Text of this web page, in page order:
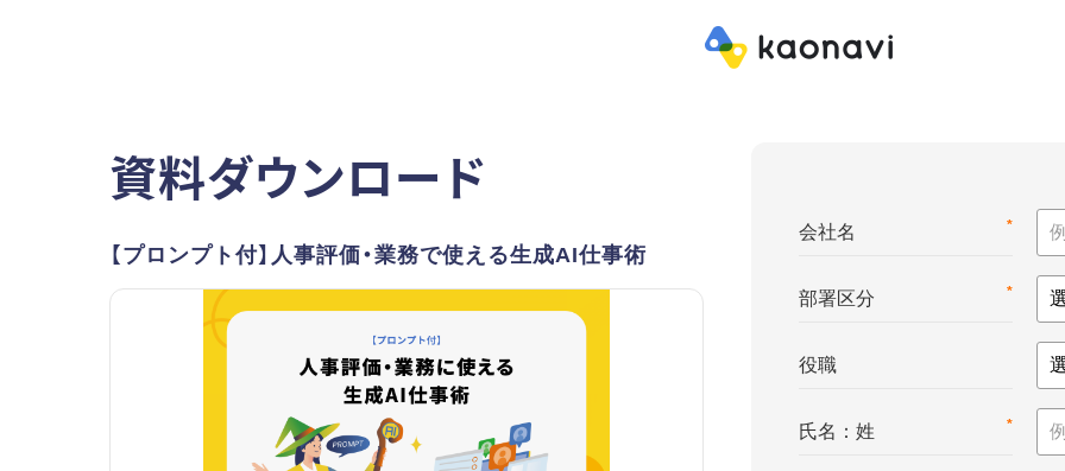
資料ダウンロード
【プロンプト付】人事評価・業務で使える生成AI仕事術
*
会社名
*
部署区分
役職
*
氏名：姓